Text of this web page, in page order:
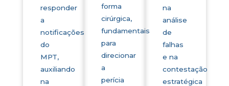
responder
a
notificações
do
MPT,
auxiliando
na
forma
cirúrgica,
fundamentais
para
direcionar
a
perícia
na
análise
de
falhas
e na
contestação
estratégica